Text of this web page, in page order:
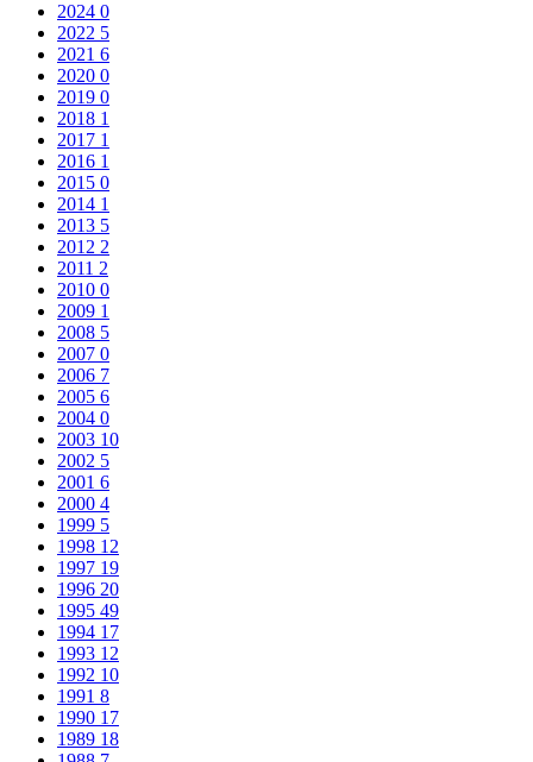
2024 0
2022 5
2021 6
2020 0
2019 0
2018 1
2017 1
2016 1
2015 0
2014 1
2013 5
2012 2
2011 2
2010 0
2009 1
2008 5
2007 0
2006 7
2005 6
2004 0
2003 10
2002 5
2001 6
2000 4
1999 5
1998 12
1997 19
1996 20
1995 49
1994 17
1993 12
1992 10
1991 8
1990 17
1989 18